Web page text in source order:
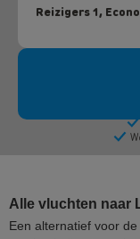
Alle vluchten naar
Een alternatief voor